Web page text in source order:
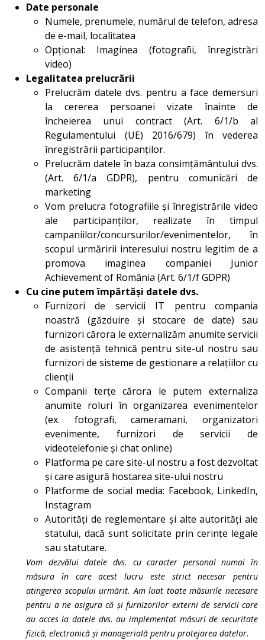
Date personale
Numele, prenumele, numărul de telefon, adresa
de e-mail, localitatea
Opțional: Imaginea (fotografii, înregistrări
video)
Legalitatea prelucrării
Prelucrăm datele dvs. pentru a face demersuri
la cererea persoanei vizate înainte de
încheierea unui contract (Art. 6/1/b al
Regulamentului (UE) 2016/679) în vederea
înregistrării participanților.
Prelucrăm datele în baza consimțământului dvs.
(Art. 6/1/a GDPR), pentru comunicări de
marketing
Vom prelucra fotografiile și înregistrările video
ale participanților, realizate în timpul
campaniilor/concursurilor/evenimentelor, în
scopul urmăririi interesului nostru legitim de a
promova imaginea companiei Junior
Achievement of România (Art. 6/1/f GDPR)
Cu cine putem împărtăși datele dvs.
Furnizori de servicii IT pentru compania
noastră (găzduire și stocare de date) sau
furnizori cărora le externalizăm anumite servicii
de asistență tehnică pentru site-ul nostru sau
furnizori de sisteme de gestionare a relațiilor cu
clienții
Companii terțe cărora le putem externaliza
anumite roluri în organizarea evenimentelor
(ex. fotografi, cameramani, organizatori
evenimente, furnizori de servicii de
videotelefonie și chat online)
Platforma pe care site-ul nostru a fost dezvoltat
și care asigură hostarea site-ului nostru
Platforme de social media: Facebook, LinkedIn,
Instagram
Autorități de reglementare și alte autorități ale
statului, dacă sunt solicitate prin cerințe legale
sau statutare.
Vom dezvălui datele dvs. cu caracter personal numai în
măsura în care acest lucru este strict necesar pentru
atingerea scopului urmărit. Am luat toate măsurile necesare
pentru a ne asigura că și furnizorilor externi de servicii care
au acces la datele dvs. au implementat măsuri de securitate
fizică, electronică și managerială pentru protejarea datelor.